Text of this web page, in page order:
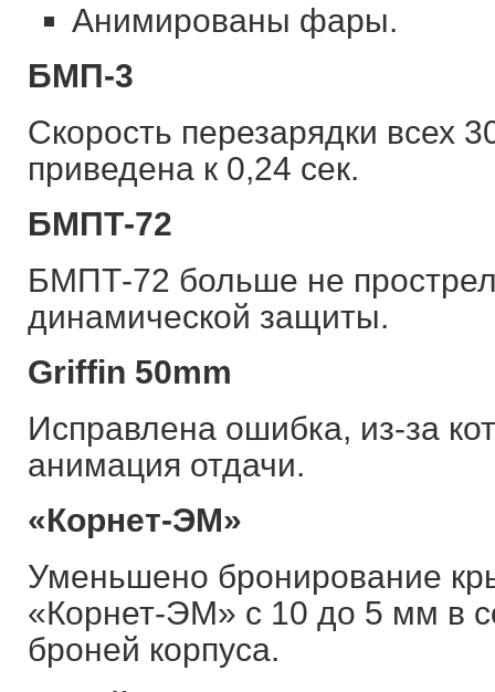
Анимированы фары.
БМП-3
Скорость перезарядки всех
приведена к 0,24 сек.
БМПТ-72
БМПТ-72 больше не
динамической защиты.
Griffin 50mm
Исправлена ошибка, из-за
анимация отдачи.
«Корнет-ЭМ»
Уменьшено бронирование
«Корнет-ЭМ» с 10 до 5 мм в
броней корпуса.